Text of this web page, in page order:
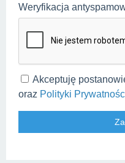
Weryfikacja
Akceptuję
oraz Polityki